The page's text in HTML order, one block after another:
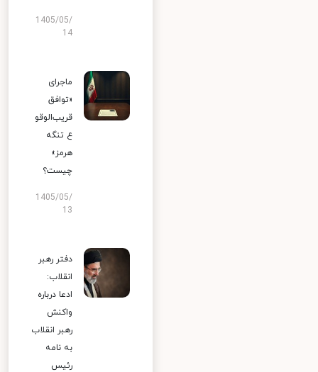
1405/05/
14
ماجرای
«توافق
قریب‌الوقو
ع تنگه
هرمز»
چیست؟
1405/05/
13
دفتر رهبر
انقلاب:
ادعا درباره
واکنش
رهبر انقلاب
به نامه
رئیس